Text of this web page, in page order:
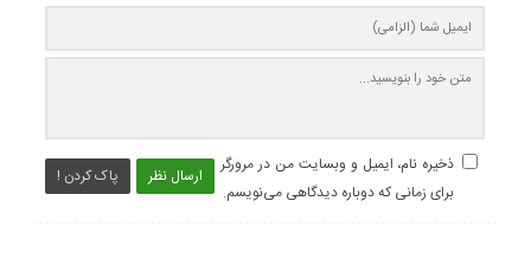
ارسال نظر پاک کردن !
ذخیره نام، ایمیل و وبسایت من در مرورگر
برای زمانی که دوباره دیدگاهی می‌نویسم.